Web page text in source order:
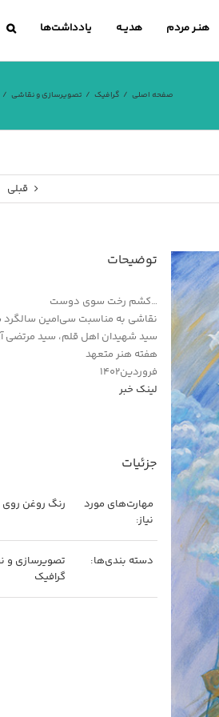
هنـر مردم هدیــه یادداشت‌ها
صفحه اصلی گرافیک تصویرسازی و نقاشی
قبلی
توضیحات
…کشم رخت سوی دوست
نقاشی به مناسبت سی‌امین
سید شهیدان اهل قلم، سید مرتضی
هفته هنر متعهد
فروردین۱۴۰۲
لینک خبر
جزئیات
مهارت‌های مورد
نیاز:
رنگ روغن روی
دسته بندی‌ها:
تصویرسازی و
گرافیک